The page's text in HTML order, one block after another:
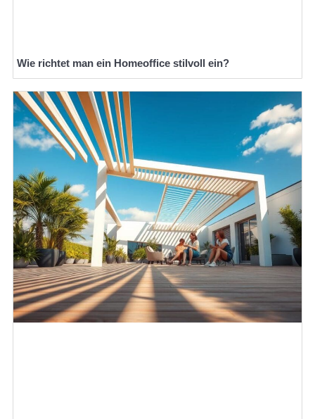
Wie richtet man ein Homeoffice stilvoll ein?